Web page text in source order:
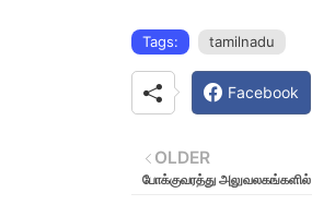
Tags: tamilnadu
Facebook
OLDER
போக்குவரத்து